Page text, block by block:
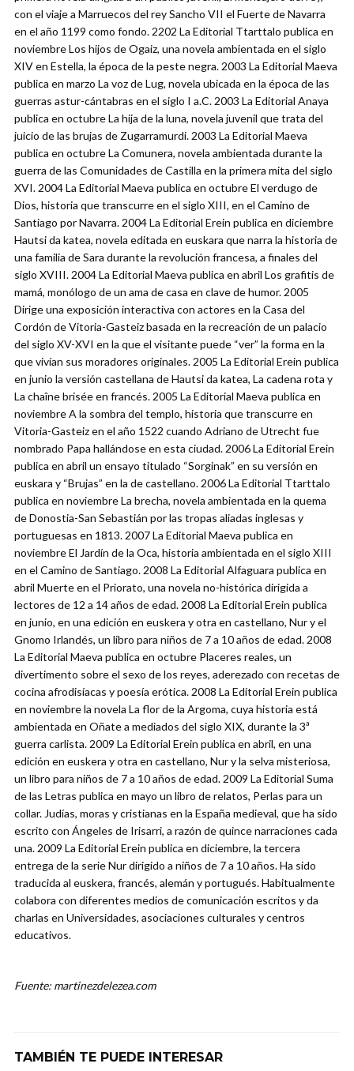
con el viaje a Marruecos del rey Sancho VII el Fuerte de Navarra
en el año 1199 como fondo. 2202 La Editorial Ttarttalo publica en
noviembre Los hijos de Ogaiz, una novela ambientada en el siglo
XIV en Estella, la época de la peste negra. 2003 La Editorial Maeva
publica en marzo La voz de Lug, novela ubicada en la época de las
guerras astur-cántabras en el siglo I a.C. 2003 La Editorial Anaya
publica en octubre La hija de la luna, novela juvenil que trata del
juicio de las brujas de Zugarramurdi. 2003 La Editorial Maeva
publica en octubre La Comunera, novela ambientada durante la
guerra de las Comunidades de Castilla en la primera mita del siglo
XVI. 2004 La Editorial Maeva publica en octubre El verdugo de
Dios, historia que transcurre en el siglo XIII, en el Camino de
Santiago por Navarra. 2004 La Editorial Erein publica en diciembre
Hautsi da katea, novela editada en euskara que narra la historia de
una familia de Sara durante la revolución francesa, a finales del
siglo XVIII. 2004 La Editorial Maeva publica en abril Los grafitis de
mamá, monólogo de un ama de casa en clave de humor. 2005
Dirige una exposición interactiva con actores en la Casa del
Cordón de Vitoria-Gasteiz basada en la recreación de un palacio
del siglo XV-XVI en la que el visitante puede “ver” la forma en la
que vivían sus moradores originales. 2005 La Editorial Erein publica
en junio la versión castellana de Hautsi da katea, La cadena rota y
La chaîne brisée en francés. 2005 La Editorial Maeva publica en
noviembre A la sombra del templo, historia que transcurre en
Vitoria-Gasteiz en el año 1522 cuando Adriano de Utrecht fue
nombrado Papa hallándose en esta ciudad. 2006 La Editorial Erein
publica en abril un ensayo titulado “Sorginak” en su versión en
euskara y “Brujas” en la de castellano. 2006 La Editorial Ttarttalo
publica en noviembre La brecha, novela ambientada en la quema
de Donostia-San Sebastián por las tropas aliadas inglesas y
portuguesas en 1813. 2007 La Editorial Maeva publica en
noviembre El Jardín de la Oca, historia ambientada en el siglo XIII
en el Camino de Santiago. 2008 La Editorial Alfaguara publica en
abril Muerte en el Priorato, una novela no-histórica dirigida a
lectores de 12 a 14 años de edad. 2008 La Editorial Erein publica
en junio, en una edición en euskera y otra en castellano, Nur y el
Gnomo Irlandés, un libro para niños de 7 a 10 años de edad. 2008
La Editorial Maeva publica en octubre Placeres reales, un
divertimento sobre el sexo de los reyes, aderezado con recetas de
cocina afrodisíacas y poesía erótica. 2008 La Editorial Erein publica
en noviembre la novela La flor de la Argoma, cuya historia está
ambientada en Oñate a mediados del siglo XIX, durante la 3ª
guerra carlista. 2009 La Editorial Erein publica en abril, en una
edición en euskera y otra en castellano, Nur y la selva misteriosa,
un libro para niños de 7 a 10 años de edad. 2009 La Editorial Suma
de las Letras publica en mayo un libro de relatos, Perlas para un
collar. Judías, moras y cristianas en la España medieval, que ha sido
escrito con Ángeles de Irisarri, a razón de quince narraciones cada
una. 2009 La Editorial Erein publica en diciembre, la tercera
entrega de la serie Nur dirigido a niños de 7 a 10 años. Ha sido
traducida al euskera, francés, alemán y portugués. Habitualmente
colabora con diferentes medios de comunicación escritos y da
charlas en Universidades, asociaciones culturales y centros
educativos.
Fuente: martinezdelezea.com
TAMBIÉN TE PUEDE INTERESAR